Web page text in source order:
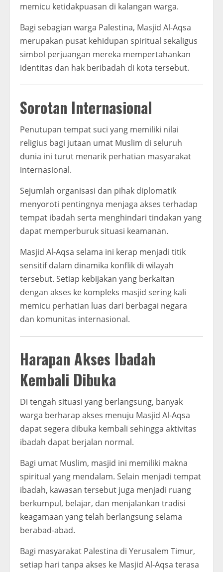
memicu ketidakpuasan di kalangan warga.
Bagi sebagian warga Palestina, Masjid Al-Aqsa
merupakan pusat kehidupan spiritual sekaligus
simbol perjuangan mereka mempertahankan
identitas dan hak beribadah di kota tersebut.
Sorotan Internasional
Penutupan tempat suci yang memiliki nilai
religius bagi jutaan umat Muslim di seluruh
dunia ini turut menarik perhatian masyarakat
internasional.
Sejumlah organisasi dan pihak diplomatik
menyoroti pentingnya menjaga akses terhadap
tempat ibadah serta menghindari tindakan yang
dapat memperburuk situasi keamanan.
Masjid Al-Aqsa selama ini kerap menjadi titik
sensitif dalam dinamika konflik di wilayah
tersebut. Setiap kebijakan yang berkaitan
dengan akses ke kompleks masjid sering kali
memicu perhatian luas dari berbagai negara
dan komunitas internasional.
Harapan Akses Ibadah
Kembali Dibuka
Di tengah situasi yang berlangsung, banyak
warga berharap akses menuju Masjid Al-Aqsa
dapat segera dibuka kembali sehingga aktivitas
ibadah dapat berjalan normal.
Bagi umat Muslim, masjid ini memiliki makna
spiritual yang mendalam. Selain menjadi tempat
ibadah, kawasan tersebut juga menjadi ruang
berkumpul, belajar, dan menjalankan tradisi
keagamaan yang telah berlangsung selama
berabad-abad.
Bagi masyarakat Palestina di Yerusalem Timur,
setiap hari tanpa akses ke Masjid Al-Aqsa terasa